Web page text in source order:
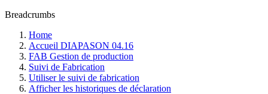
Breadcrumbs
Home
Accueil DIAPASON 04.16
FAB Gestion de production
Suivi de Fabrication
Utiliser le suivi de fabrication
Afficher les historiques de déclaration